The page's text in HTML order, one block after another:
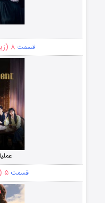
قسمت ۸ (زیرنویس)
قسمت ۵ (دوبله)